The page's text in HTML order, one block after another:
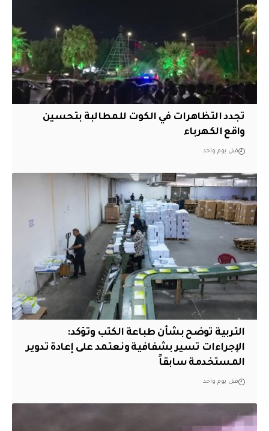
تجدد التظاهرات في الكوت للمطالبة بتحسين
واقع الكهرباء
قبل يوم واحد
التربية توضح بشأن طباعة الكتب وتؤكد:
الإجراءات تسير بشفافية ونعتمد على إعادة تدوير
المستخدمة سابقاً
قبل يوم واحد